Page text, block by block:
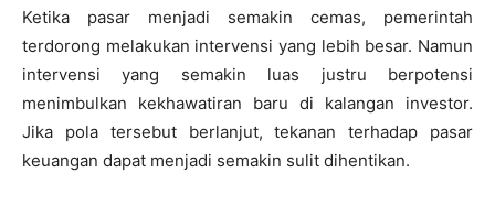
Ketika pasar menjadi semakin cemas, pemerintah
terdorong melakukan intervensi yang lebih besar. Namun
intervensi yang semakin luas justru berpotensi
menimbulkan kekhawatiran baru di kalangan investor.
Jika pola tersebut berlanjut, tekanan terhadap pasar
keuangan dapat menjadi semakin sulit dihentikan.